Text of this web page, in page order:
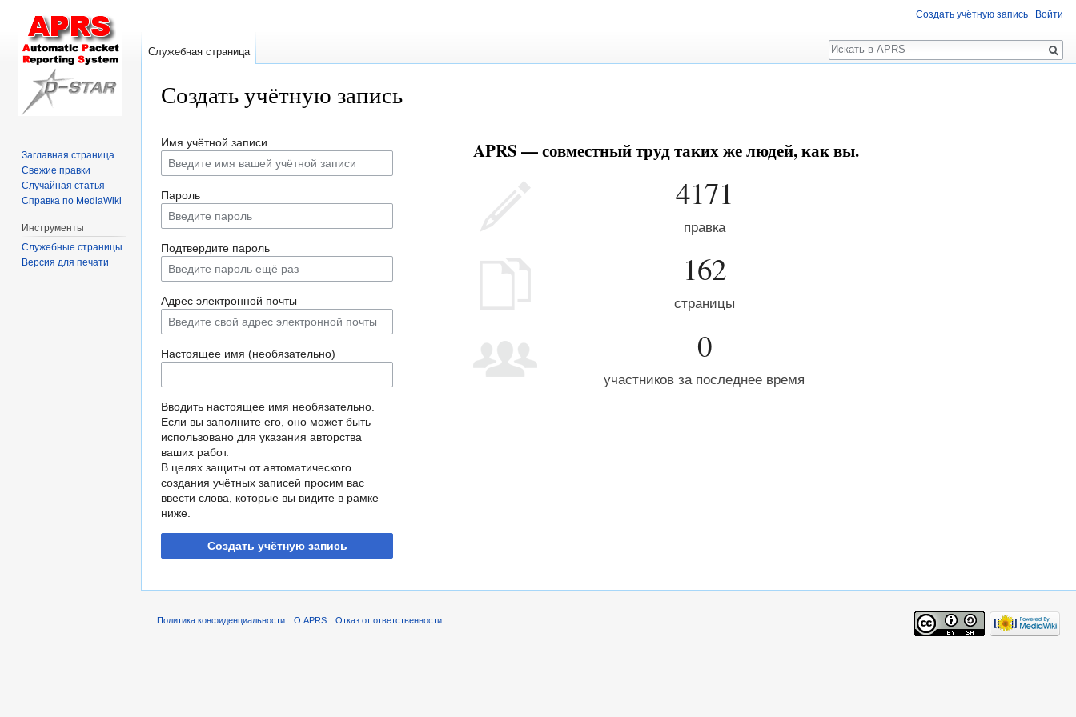
Создать учётную запись
к
навигации
к
поиску
Имя учётной записи
Пароль
Подтвердите пароль
Адрес электронной почты
Настоящее имя (необязательно)
Вводить настоящее имя необязательно.
Если вы заполните его, оно может быть
использовано для указания авторства
ваших работ.
В целях защиты от автоматического
создания учётных записей просим вас
ввести слова, которые вы видите в рамке
ниже.
Создать учётную запись
APRS — совместный труд таких же людей, как вы.
4171
правка
162
страницы
0
участников за последнее время
Создать учётную запись Войти
Служебная страница
Поиск
Заглавная страница
Свежие правки
Случайная статья
Справка по MediaWiki
Инструменты
Служебные страницы
Версия для печати
Политика конфиденциальности О APRS Отказ от ответственности